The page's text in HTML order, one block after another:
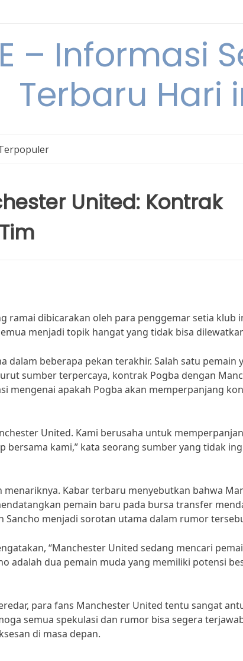
– Informasi
Terbaru Hari
United: Kontrak
ramai dibicarakan oleh para penggemar setia klub
menjadi topik hangat yang tidak bisa
beberapa pekan terakhir. Salah satu pemain
sumber terpercaya, kontrak Pogba dengan
mengenai apakah Pogba akan memperpanjang
United. Kami berusaha untuk
kami,” kata seorang sumber yang tidak
Kabar terbaru menyebutkan bahwa
pemain baru pada bursa transfer
Sancho menjadi sorotan utama dalam rumor
“Manchester United sedang mencari
adalah dua pemain muda yang memiliki potensi
para fans Manchester United tentu sangat
semua spekulasi dan rumor bisa segera
di masa depan.